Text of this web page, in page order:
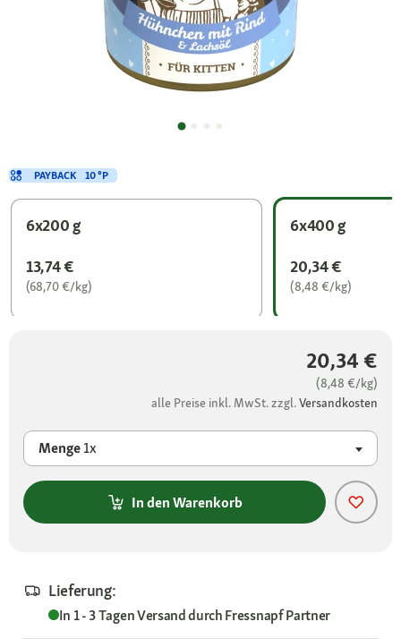
6x200 g
13,74 €
(68,70 €/kg)
6x400 g
20,34 €
(8,48 €/kg)
20,34 €
(8,48 €/kg)
alle Preise inkl. MwSt. zzgl.Versandkosten
Menge1x
In den Warenkorb
Lieferung:
In 1 - 3 TagenVersand durchFressnapf Partner
PAYBACK 10 °P